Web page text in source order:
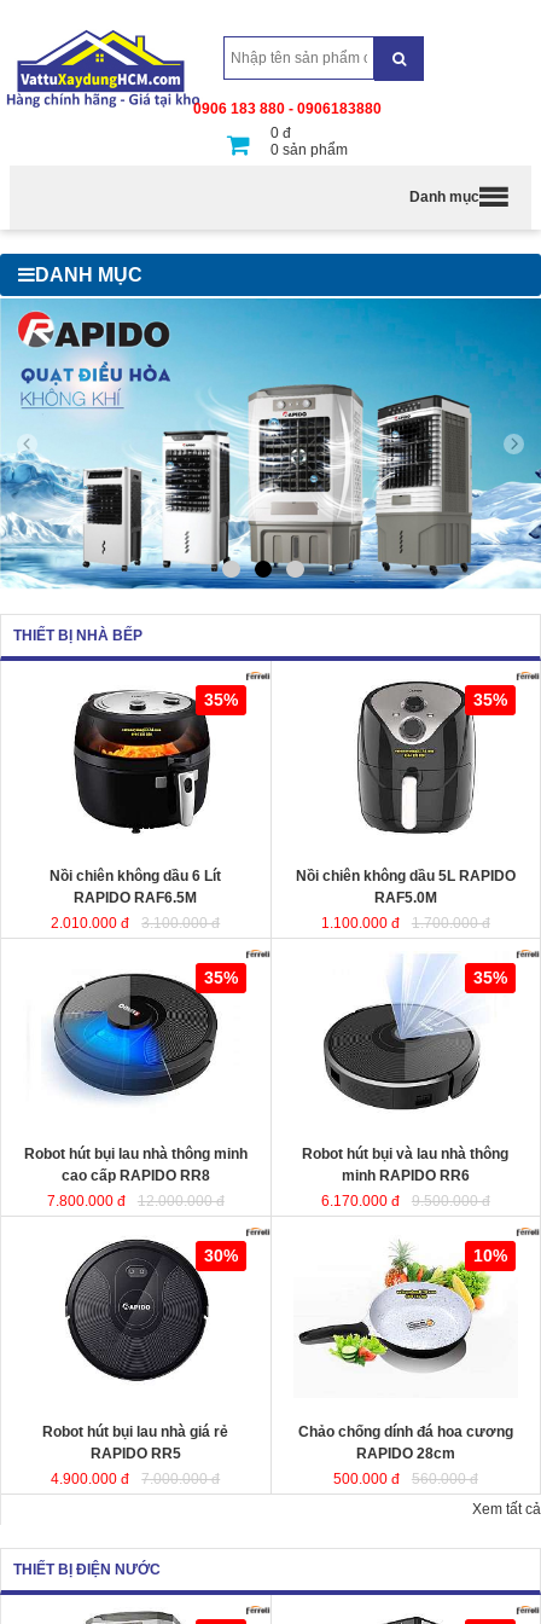
0906 183 880 - 0906183880
0 đ
0 sản phẩm
Danh mục
DANH MỤC
THIẾT BỊ NHÀ BẾP
Nồi chiên không dầu 6 Lít RAPIDO
sử dụng chất liệu nhựa
ABS an toàn và bền bỉ. Ngoài ra,
lòng nồi được sản xuất từ chất liệu
thép không gỉ phủ men chống dính,
giúp cho thực phẩm không bị dính,
vỡ nát trong quá trình chiên, rán…
35%
Nồi chiên không dầu 6 Lít
RAPIDO RAF6.5M
2.010.000 đ
3.100.000 đ
Nồi chiên không dầu 5L RAPIDO
35%
Nồi chiên không dầu 5L RAPIDO
RAF5.0M
1.100.000 đ
1.700.000 đ
Robot hút bụi lau nhà thông minh
cao cấp RAPIDO RR8
35%
Robot hút bụi lau nhà thông minh
cao cấp RAPIDO RR8
7.800.000 đ
12.000.000 đ
Robot hút bụi và lau nhà thông minh
35%
Robot hút bụi và lau nhà thông
minh RAPIDO RR6
6.170.000 đ
9.500.000 đ
Robot hút bụi lau nhà giá rẻ
RAPIDO RR5
30%
Robot hút bụi lau nhà giá rẻ
RAPIDO RR5
4.900.000 đ
7.000.000 đ
Chảo chống dính đá hoa cương
chất liệu nhôm đúc
nguyên khối giữ nhiệt tốt, thiết kế
hiện đại tiết kiệt năng lượng giúp
món ăn chín đều và nhanh hơn.
10%
Chảo chống dính đá hoa cương
RAPIDO 28cm
500.000 đ
560.000 đ
Xem tất cả
THIẾT BỊ ĐIỆN NƯỚC
Quạt hơi nước công suất lớn
Quạt làm mát công suất lớn